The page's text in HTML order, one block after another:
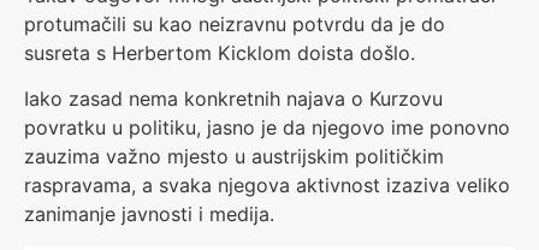
protumačili su kao neizravnu potvrdu da je do
susreta s Herbertom Kicklom doista došlo.
Iako zasad nema konkretnih najava o Kurzovu
povratku u politiku, jasno je da njegovo ime ponovno
zauzima važno mjesto u austrijskim političkim
raspravama, a svaka njegova aktivnost izaziva veliko
zanimanje javnosti i medija.